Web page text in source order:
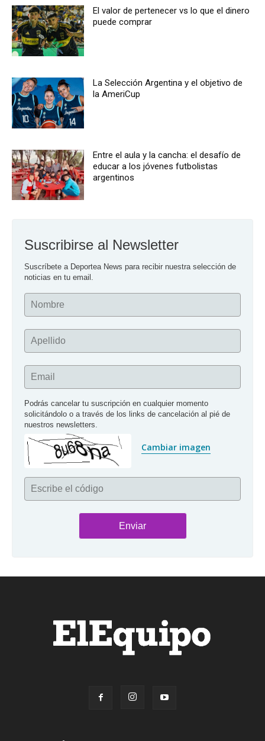
El valor de pertenecer vs lo que el dinero
puede comprar
La Selección Argentina y el objetivo de
la AmeriCup
Entre el aula y la cancha: el desafío de
educar a los jóvenes futbolistas
argentinos
Suscribirse al Newsletter
Suscríbete a Deportea News para recibir nuestra selección de
noticias en tu email.
Nombre
Apellido
Email
Podrás cancelar tu suscripción en cualquier momento
solicitándolo o a través de los links de cancelación al pié de
nuestros newsletters.
Cambiar imagen
Escribe el código